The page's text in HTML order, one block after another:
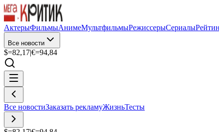
АктерыФильмыАнимеМультфильмыРежиссерыСериалы
Все новости
$=82,17|€=94,84
Все новостиЗаказать рекламуЖизньТесты